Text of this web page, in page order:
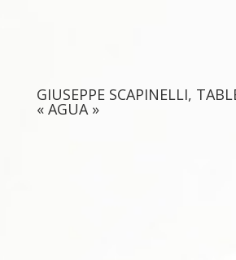
GIUSEPPE SCAPINELLI,
« AGUA »